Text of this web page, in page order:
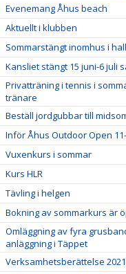
Evenemang Åhus beach
Aktuellt i klubben
Sommarstängt inomhus i
Kansliet stängt 15 juni-6 juli
Privatträning i tennis i
tränare
Beställ jordgubbar till
Inför Åhus Outdoor Open
Vuxenkurs i sommar
Kurs HLR
Tävling i helgen
Bokning av sommarkurs är
Omläggning av fyra
anläggning i Täppet
Verksamhetsberättelse 2021